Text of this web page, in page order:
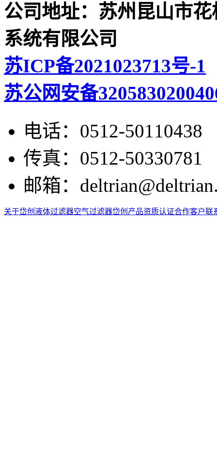
公司地址：苏州昆山市
系统有限公司
苏ICP备2021023713号-1
苏公网安备
电话： 0512-50110438
传真： 0512-50330781
邮箱：
关于岱创 液体过滤器空气过滤器岱创产品资质认证合作客户联